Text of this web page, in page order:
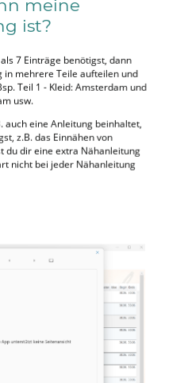
meine
ist?
7 Einträge benötigst, dann
in mehrere Teile aufteilen und
Teil 1 - Kleid: Amsterdam und
usw.
auch eine Anleitung beinhaltet,
z.B. das Einnähen von
du dir eine extra Nähanleitung
nicht bei jeder Nähanleitung